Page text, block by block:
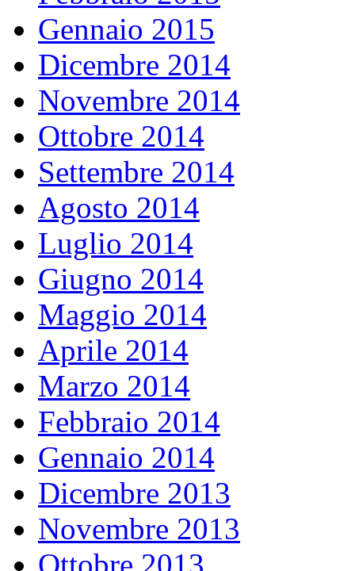
Gennaio 2015
Dicembre 2014
Novembre 2014
Ottobre 2014
Settembre 2014
Agosto 2014
Luglio 2014
Giugno 2014
Maggio 2014
Aprile 2014
Marzo 2014
Febbraio 2014
Gennaio 2014
Dicembre 2013
Novembre 2013
Ottobre 2013